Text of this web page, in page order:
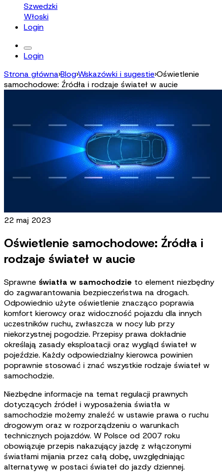
Szwedzki
Włoski
Login
Login
Strona główna›Blog›Wskazówki i sugestie›Oświetlenie
samochodowe: Źródła i rodzaje świateł w aucie
22 maj 2023
Oświetlenie samochodowe: Źródła i
rodzaje świateł w aucie
Sprawne światła w samochodzie to element niezbędny
do zagwarantowania bezpieczeństwa na drogach.
Odpowiednio użyte oświetlenie znacząco poprawia
komfort kierowcy oraz widoczność pojazdu dla innych
uczestników ruchu, zwłaszcza w nocy lub przy
niekorzystnej pogodzie. Przepisy prawa dokładnie
określają zasady eksploatacji oraz wygląd świateł w
pojeździe. Każdy odpowiedzialny kierowca powinien
poprawnie stosować i znać wszystkie rodzaje świateł w
samochodzie.
Niezbędne informacje na temat regulacji prawnych
dotyczących źródeł i wyposażenia światła w
samochodzie możemy znaleźć w ustawie prawa o ruchu
drogowym oraz w rozporządzeniu o warunkach
technicznych pojazdów. W Polsce od 2007 roku
obowiązuje przepis nakazujący jazdę z włączonymi
światłami mijania przez całą dobę, uwzględniając
alternatywę w postaci świateł do jazdy dziennej.